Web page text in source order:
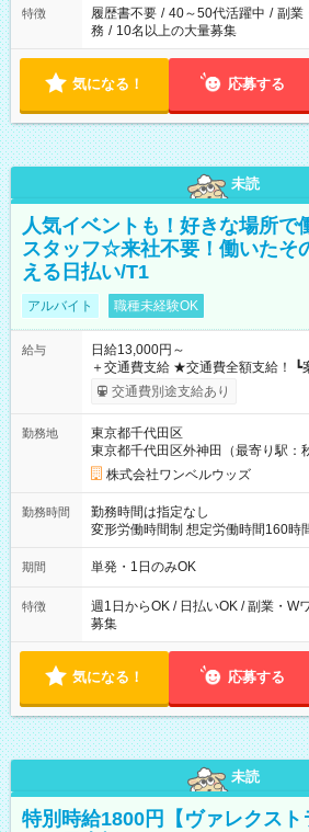
特徴 履歴書不要 / 40～50代活躍中 / 副業
務 / 10名以上の大量募集
気になる！ 応募する
未読
人気イベントも！好きな場所で
スタッフ☆来社不要！働いたそ
える日払い/T1
アルバイト 職種未経験OK
給与
日給13,000円～
＋交通費支給 ★交通費全額支給！ ┗案件により規定あり ★日払
いOK！（規定あり） ┗働いたその
ンビニATMから 日払い分を引き落とせます！ 【
交通費別途支給あり
勤務地
東京都千代田区
東京都千代田区外神田（最寄り駅：
株式会社ワンベルウッズ
勤務時間
勤務時間は指定なし
変形労働時間制 想定労働時間160時間/月 【シフト例】 ・
～21：00
期間 単発・1日のみOK
特徴
週1日からOK / 日払いOK / 副業・W
募集
気になる！ 応募する
未読
特別時給1800円【ヴァレクスト